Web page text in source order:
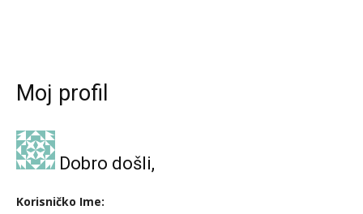
Moj profil
Dobro došli,
Korisničko Ime: